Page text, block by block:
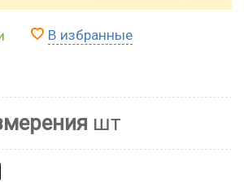
В избранные
шт